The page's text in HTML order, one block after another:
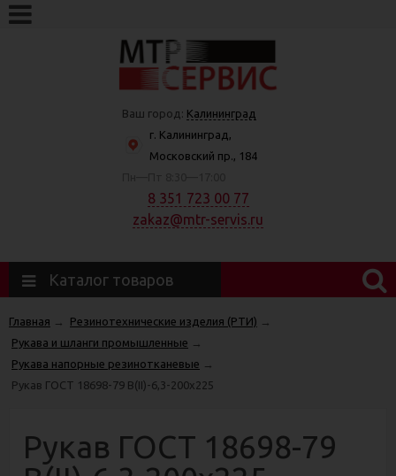
Ваш город: Калининград
г. Калининград,
Московский пр., 184
8 351 723 00 77
zakaz@mtr-servis.ru
Каталог товаров
Главная Резинотехнические изделия (РТИ)
Рукава и шланги промышленные
Рукава напорные резинотканевые
Рукав ГОСТ 18698-79 В(II)-6,3-200х225
Рукав ГОСТ 18698-79